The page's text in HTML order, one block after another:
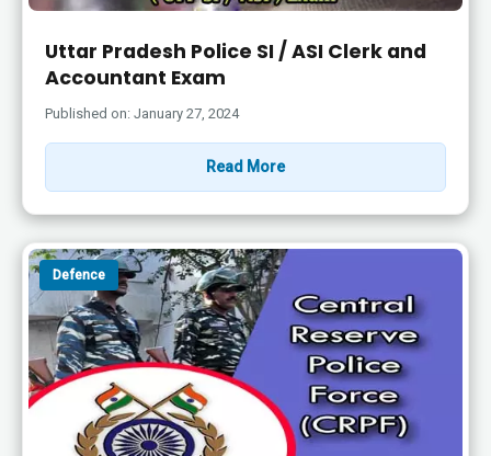
Uttar Pradesh Police SI / ASI Clerk and
Accountant Exam
Published on: January 27, 2024
Read More
Defence